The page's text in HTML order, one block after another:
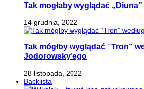
Tak mogłaby wyglądać „Diuna”
14 grudnia, 2022
Tak mógłby wyglądać “Tron”
Jodorowsky’ego
28 listopada, 2022
Backlista